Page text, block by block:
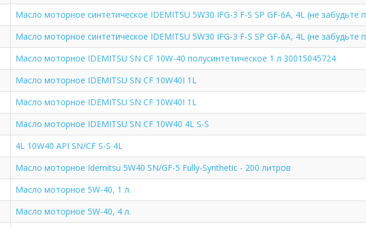
Масло моторное синтетическое IDEMITSU 5W30 IFG-3 F-S SP GF-6A, 4L (не забудьте п
Масло моторное синтетическое IDEMITSU 5W30 IFG-3 F-S SP GF-6A, 4L (не забудьте п
Масло моторное IDEMITSU SN CF 10W-40 полусинтетическое 1 л 30015045724
Масло моторное IDEMITSU SN CF 10W40I 1L
Масло моторное IDEMITSU SN CF 10W40I 1L
Масло моторное IDEMITSU SN CF 10W40 4L S-S
4L 10W40 API SN/CF S-S 4L
Масло моторное Idemitsu 5W40 SN/GF-5 Fully-Synthetic - 200 литров
Масло моторное 5W-40, 1 л.
Масло моторное 5W-40, 4 л.